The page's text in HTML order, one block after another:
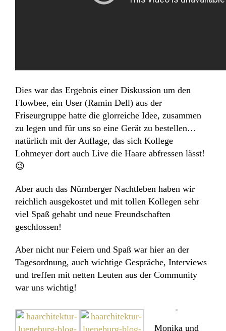
Dies war das Ergebnis einer Diskussion um den
Flowbee, ein User (Ramin Dell) aus der
Friseurgruppe hatte die glorreiche Idee, zusammen
zu legen und für uns so eine Gerät zu bestellen…
natürlich mit der Auflage, das sich Kollege
Lohmeyer dort auch Live die Haare abfressen lässt!
😉
Aber auch das Nürnberger Nachtleben haben wir
reichlich ausgekostet und mit tollen Kollegen sehr
viel Spaß gehabt und neue Freundschaften
geschlossen!
Aber nicht nur Feiern und Spaß war hier an der
Tagesordnung, auch wichtige Gespräche, Interviews
und treffen mit netten Leuten aus der Community
war uns wichtig!
Monika und